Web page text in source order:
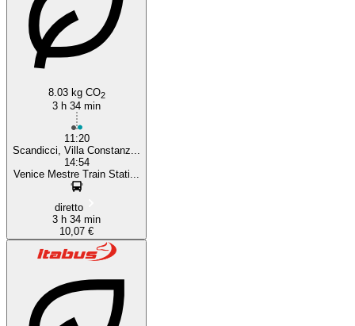
8.03 kg CO2
3 h 34 min
11:20
Scandicci, Villa Constanz...
14:54
Venice Mestre Train Stati...
diretto
3 h 34 min
10,07 €